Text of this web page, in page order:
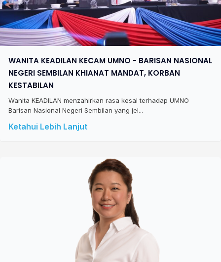
WANITA KEADILAN KECAM UMNO - BARISAN NASIONAL
NEGERI SEMBILAN KHIANAT MANDAT, KORBAN
KESTABILAN
Wanita KEADILAN menzahirkan rasa kesal terhadap UMNO
Barisan Nasional Negeri Sembilan yang jel...
Ketahui Lebih Lanjut